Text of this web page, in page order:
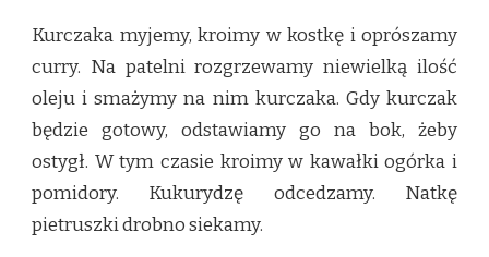
Kurczaka myjemy, kroimy w kostkę i oprószamy
curry. Na patelni rozgrzewamy niewielką ilość
oleju i smażymy na nim kurczaka. Gdy kurczak
będzie gotowy, odstawiamy go na bok, żeby
ostygł. W tym czasie kroimy w kawałki ogórka i
pomidory. Kukurydzę odcedzamy. Natkę
pietruszki drobno siekamy.